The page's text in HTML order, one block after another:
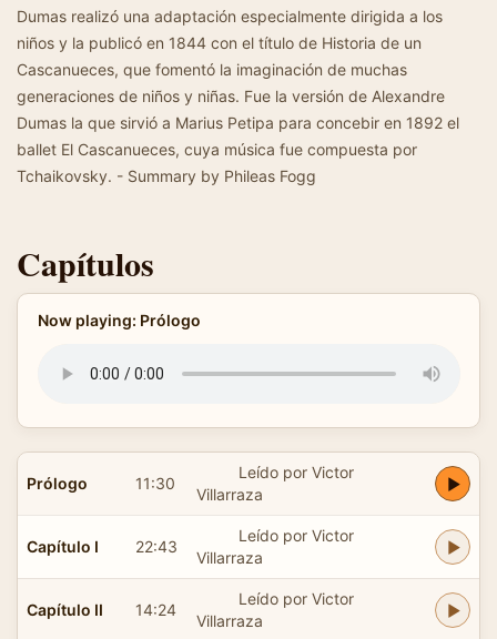
Dumas realizó una adaptación especialmente dirigida a los
niños y la publicó en 1844 con el título de Historia de un
Cascanueces, que fomentó la imaginación de muchas
generaciones de niños y niñas. Fue la versión de Alexandre
Dumas la que sirvió a Marius Petipa para concebir en 1892 el
ballet El Cascanueces, cuya música fue compuesta por
Tchaikovsky. - Summary by Phileas Fogg
Capítulos
Now playing: Prólogo
Prólogo 11:30
Leído por Victor
Villarraza
Capítulo I 22:43
Leído por Victor
Villarraza
Capítulo II 14:24
Leído por Victor
Villarraza